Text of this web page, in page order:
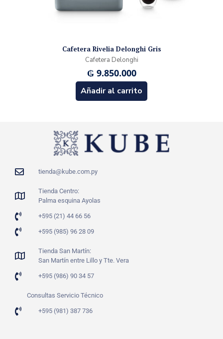
Cafetera Rivelia Delonghi Gris
Cafetera Delonghi
₲9.850.000
Añadir al carrito
tienda@kube.com.py
Tienda Centro:
Palma esquina Ayolas
+595 (21) 44 66 56
+595 (985) 96 28 09
Tienda San Martín:
San Martín entre Lillo y Tte. Vera
+595 (986) 90 34 57
Consultas Servicio Técnico
+595 (981) 387 736